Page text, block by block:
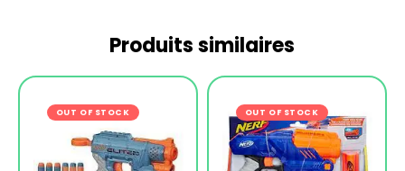
Produits similaires
OUT OF STOCK -17% OUT OF STOCK -15%